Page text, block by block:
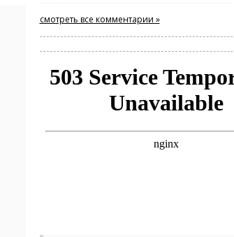
смотреть все комментарии »